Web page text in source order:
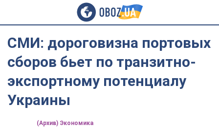
СМИ: дороговизна портовых
сборов бьет по транзитно-
экспортному потенциалу
Украины
(Архив) Экономика